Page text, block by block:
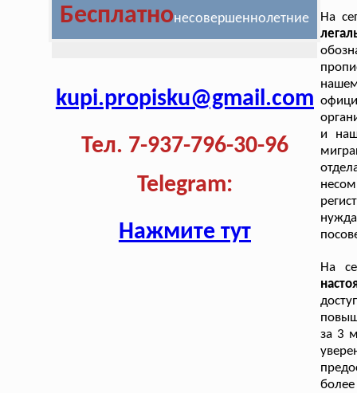
Бесплатнонесовершеннолетние
kupi.propisku@gmail.com
Тел. 7-937-796-30-96
Telegram:
Нажмите тут
На
и
На
за 3